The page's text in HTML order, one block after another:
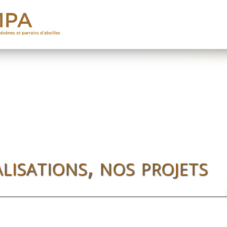
nos projets